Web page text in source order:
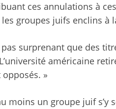
ces annulations à
groupes juifs enclins à
pas surprenant que des
américaine
opposés. »
moins un groupe juif